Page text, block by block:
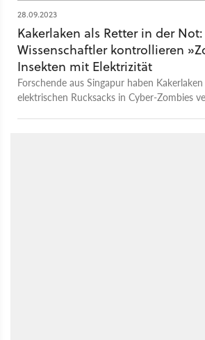
28.09.2023
Kakerlaken als Retter in der Not:
Wissenschaftler kontrollieren
Insekten mit Elektrizität
Forschende aus Singapur haben
elektrischen Rucksacks in Cyber-Zombies